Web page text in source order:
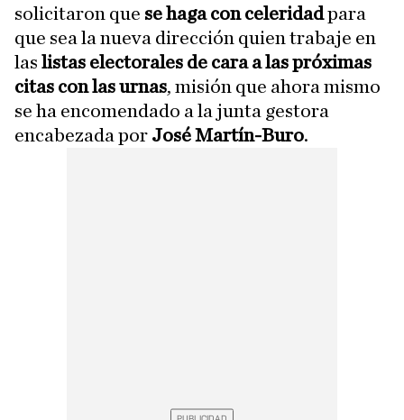
solicitaron que se haga con celeridadpara
que sea la nueva dirección quien trabaje en
las listas electorales de cara a las próximas
citas con las urnas, misión que ahora mismo
se ha encomendado a la junta gestora
encabezada por José Martín-Buro.